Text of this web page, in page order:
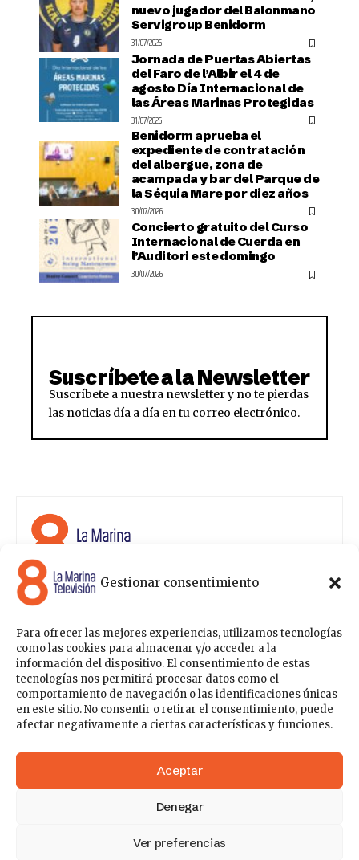
Gestionar consentimiento
Para ofrecer las mejores experiencias, utilizamos tecnologías
como las cookies para almacenar y/o acceder a la
información del dispositivo. El consentimiento de estas
tecnologías nos permitirá procesar datos como el
comportamiento de navegación o las identificaciones únicas
en este sitio. No consentir o retirar el consentimiento, puede
afectar negativamente a ciertas características y funciones.
Aceptar
Denegar
Ver preferencias
nuevo jugador del Balonmano
Servigroup Benidorm
31/07/2026
Jornada de Puertas Abiertas
del Faro de l’Albir el 4 de
agosto Día Internacional de
las Áreas Marinas Protegidas
31/07/2026
Benidorm aprueba el
expediente de contratación
del albergue, zona de
acampada y bar del Parque de
la Séquia Mare por diez años
30/07/2026
Concierto gratuito del Curso
Internacional de Cuerda en
l’Auditori este domingo
30/07/2026
Suscríbete a la Newsletter
Suscríbete a nuestra newsletter y no te pierdas
las noticias día a día en tu correo electrónico.
8 La Marina Televisión cuenta con una amplia gama de
programas para satisfacer las necesidades y gustos de
programas de ámbito político , de noticias, deportes,
fiestas y eventos… para estar a la última de todo lo que
acontece en nuestra comarca.
Sobre nosotros
Contáctanos Publicítate con nosotros
Política de Privacidad